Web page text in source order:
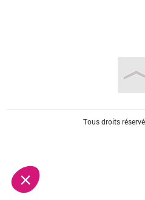
Tous droits